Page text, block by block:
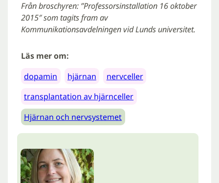
Från broschyren: ”Professorsinstallation 16 oktober
2015″ som tagits fram av
Kommunikationsavdelningen vid Lunds universitet.
Läs mer om:
dopamin
hjärnan
nervceller
transplantation av hjärnceller
Hjärnan och nervsystemet